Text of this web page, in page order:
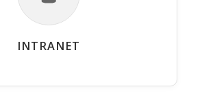
INTRANET